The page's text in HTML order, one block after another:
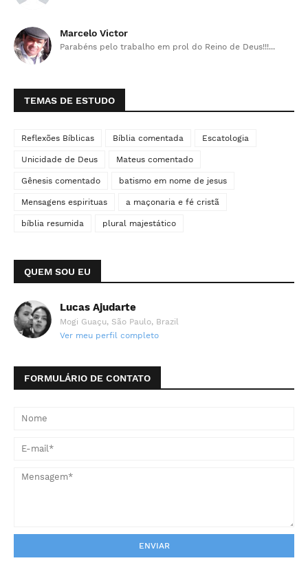
Marcelo Victor
Parabéns pelo trabalho em prol do Reino de Deus!!!...
TEMAS DE ESTUDO
Reflexões Bíblicas Bíblia comentada Escatologia
Unicidade de Deus Mateus comentado
Gênesis comentado batismo em nome de jesus
Mensagens espirituas a maçonaria e fé cristã
bíblia resumida plural majestático
QUEM SOU EU
Lucas Ajudarte
Mogi Guaçu, São Paulo, Brazil
Ver meu perfil completo
FORMULÁRIO DE CONTATO